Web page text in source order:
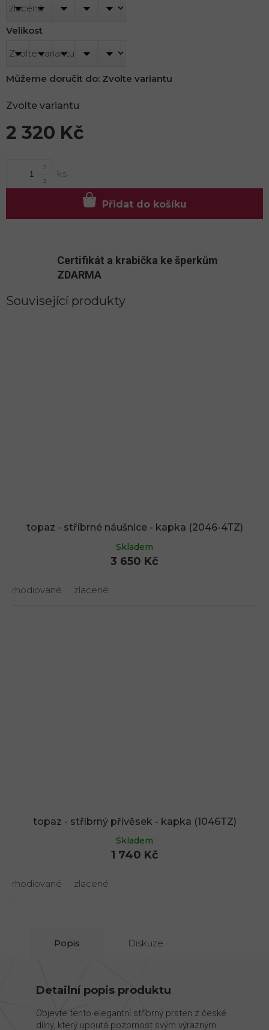
2 320 Kč
Zvolte variantu
Velikost
Můžeme doručit do: Zvolte variantu
Přidat do košíku
Certifikát a krabička ke šperkům
ZDARMA
Související produkty
topaz - stříbrné náušnice - kapka (2046-4TZ)
Skladem
3 650 Kč
rhodiované zlacené
topaz - stříbrný přívěsek - kapka (1046TZ)
Skladem
1 740 Kč
rhodiované zlacené
Popis Diskuze
Detailní popis produktu
Objevte tento elegantní stříbrný prsten z české
dílny, který upoutá pozornost svým výrazným